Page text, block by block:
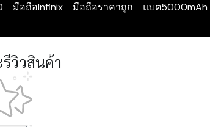
มือถือInfinix มือถือราคาถูก แบต5000mAh
วิวสินค้า